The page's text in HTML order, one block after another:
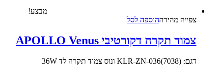
מבצע!
צפייה‬ ‫מהירה‬הוספה לסל
צמוד תקרה דקורטיבי APOLLO Venus
דגם: (KLR-ZN-036(7038 ונוס צמוד תקרה לד 36W